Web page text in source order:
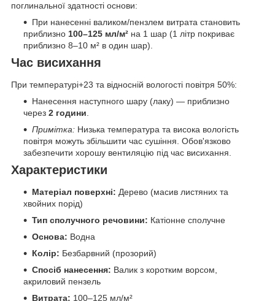
поглинальної здатності основи:
При нанесенні валиком/пензлем витрата становить
приблизно 100–125 мл/м² на 1 шар (1 літр покриває
приблизно 8–10 м² в один шар).
Час висихання
При температурі+23 та відносній вологості повітря 50%:
Нанесення наступного шару (лаку) — приблизно
через 2 години
Примітка: Низька температура та висока вологість
повітря можуть збільшити час сушіння. Обов'язково
забезпечити хорошу вентиляцію під час висихання.
Характеристики
Матеріал поверхні: Дерево (масив листяних та
хвойних порід)
Тип сполучного речовини: Катіонне сполучне
Основа: Водна
Колір: Безбарвний (прозорий)
Спосіб нанесення: Валик з коротким ворсом,
акриловий пензель
Витрата: 100–125 мл/м²